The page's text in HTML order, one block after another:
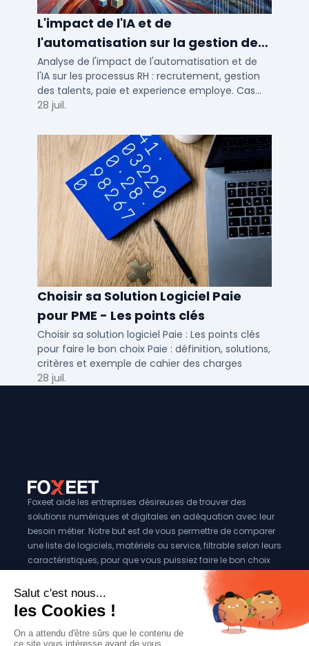
L'impact de l'IA et de
l'automatisation sur la gestion des
talents RH
Analyse de l'impact de l'automatisation et de
l'IA sur les processus RH : recrutement, gestion
des talents, paie et experience employe. Cas
concrets pour TPE, PME et ETI en 2026.
28 juil.
Choisir sa Solution Logiciel Paie
pour PME - Les points clés
Choisir sa solution logiciel Paie : Les points clés
pour faire le bon choix Paie : définition, solutions,
critères et exemple de cahier des charges
28 juil.
Foxeet aide les entreprises désireuses de trouver des
solutions numériques et digitales en adéquation avec leur
besoin métier. Notre but est de vous permettre de comparer
une liste de logiciels, matériels ou service, filtrable selon leurs
caractéristiques, pour que vous puissiez faire le bon choix
Vous êtes éditeur?
Se référencer sur Foxeet
Réseaux